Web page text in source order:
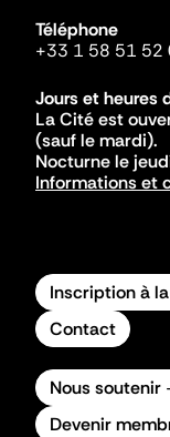
Téléphone
+33 1 58 51 52
Jours et heures
La Cité est
(sauf le mardi).
Nocturne le
Informations et
Inscription à
Contact
Nous soutenir
Devenir